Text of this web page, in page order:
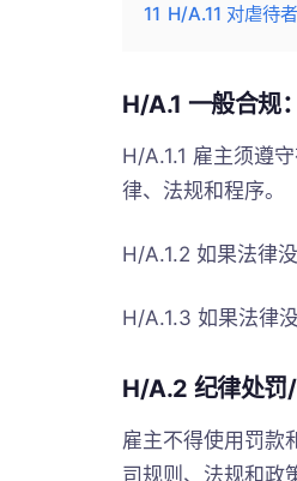
11 H/A.11 对虐待
H/A.1 一般合规
H/A.1.1 雇主须遵
律、法规和程序。
H/A.1.2 如果法律
H/A.1.3 如果法律
H/A.2 纪律处罚
雇主不得使用罚款
司规则、法规和政